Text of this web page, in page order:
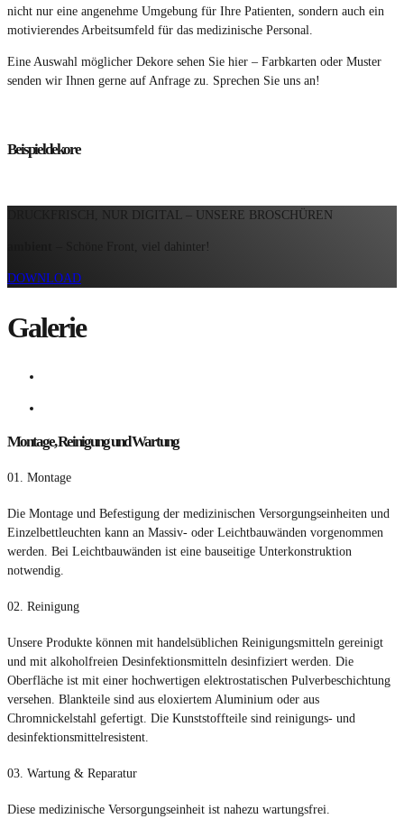
nicht nur eine angenehme Umgebung für Ihre Patienten, sondern auch ein
motivierendes Arbeitsumfeld für das medizinische Personal.
Eine Auswahl möglicher Dekore sehen Sie hier – Farbkarten oder Muster
senden wir Ihnen gerne auf Anfrage zu. Sprechen Sie uns an!
Beispieldekore
DRUCKFRISCH, NUR DIGITAL – UNSERE BROSCHÜREN
– Schöne Front, viel dahinter!
DOWNLOAD
Galerie
Montage, Reinigung und Wartung
01. Montage
Die Montage und Befestigung der medizinischen Versorgungseinheiten und
Einzelbettleuchten kann an Massiv- oder Leichtbauwänden vorgenommen
werden. Bei Leichtbauwänden ist eine bauseitige Unterkonstruktion
notwendig.
02. Reinigung
Unsere Produkte können mit handelsüblichen Reinigungsmitteln gereinigt
und mit alkoholfreien Desinfektionsmitteln desinfiziert werden. Die
Oberfläche ist mit einer hochwertigen elektrostatischen Pulverbeschichtung
versehen. Blankteile sind aus eloxiertem Aluminium oder aus
Chromnickelstahl gefertigt. Die Kunststoffteile sind reinigungs- und
desinfektionsmittelresistent.
03. Wartung & Reparatur
Diese medizinische Versorgungseinheit ist nahezu wartungsfrei.